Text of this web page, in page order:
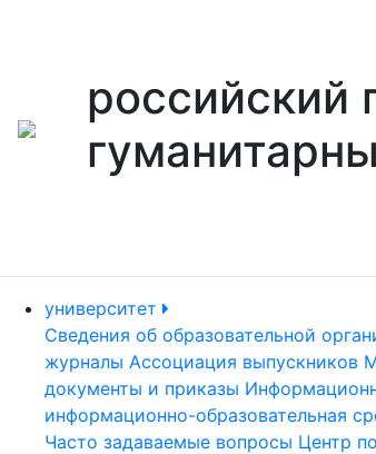
российский
университет
Сведения об образовательной
журналы Ассоциация выпускников
документы и приказы
информационно-образовательная
Часто задаваемые вопросы Центр